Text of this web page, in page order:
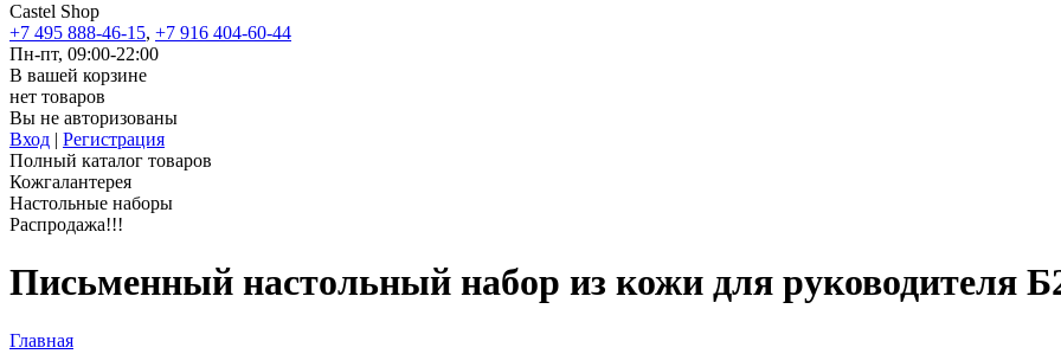
Castel Shop
+7 495 888-46-15, +7 916 404-60-44
Пн-пт, 09:00-22:00
В вашей корзине
нет товаров
Вы не авторизованы
Вход | Регистрация
Полный каталог товаров
Кожгалантерея
Настольные наборы
Распродажа!!!
Письменный настольный набор из кожи для руководителя
Главная